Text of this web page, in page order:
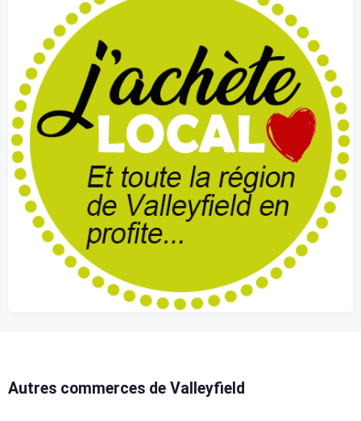
Autres commerces de Valleyfield